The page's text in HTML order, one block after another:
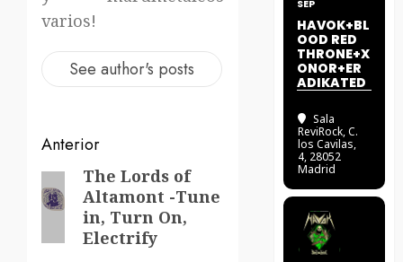
varios!
See author's posts
Navegación
de
entradas
Anterior
Entrada
anterior:
The Lords of
Altamont -Tune
in, Turn On,
Electrify
SEP
HAVOK+BL
OOD RED
THRONE+X
ONOR+ER
ADIKATED
Sala
ReviRock, C.
los Cavilas,
4, 28052
Madrid